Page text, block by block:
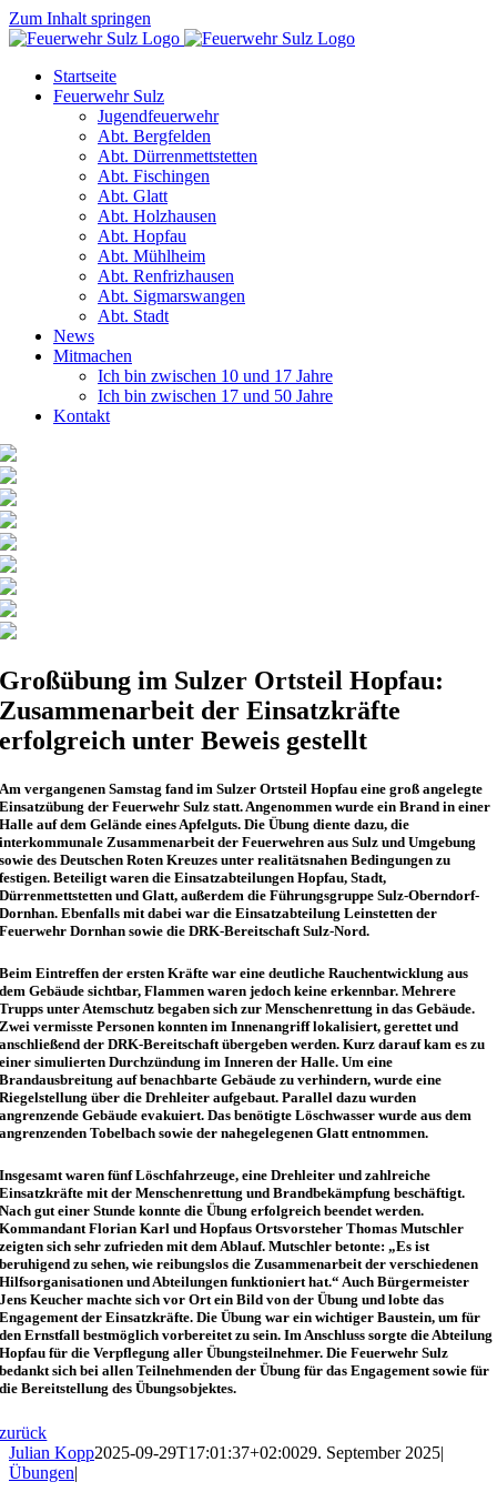
Zum Inhalt springen
Startseite
Feuerwehr Sulz
Jugendfeuerwehr
Abt. Bergfelden
Abt. Dürrenmettstetten
Abt. Fischingen
Abt. Glatt
Abt. Holzhausen
Abt. Hopfau
Abt. Mühlheim
Abt. Renfrizhausen
Abt. Sigmarswangen
Abt. Stadt
News
Mitmachen
Ich bin zwischen 10 und 17 Jahre
Ich bin zwischen 17 und 50 Jahre
Kontakt
Großübung im Sulzer Ortsteil Hopfau:
Zusammenarbeit der Einsatzkräfte
erfolgreich unter Beweis gestellt
Am vergangenen Samstag fand im Sulzer Ortsteil Hopfau eine groß angelegte
Einsatzübung der Feuerwehr Sulz statt. Angenommen wurde ein Brand in einer
Halle auf dem Gelände eines Apfelguts. Die Übung diente dazu, die
interkommunale Zusammenarbeit der Feuerwehren aus Sulz und Umgebung
sowie des Deutschen Roten Kreuzes unter realitätsnahen Bedingungen zu
festigen. Beteiligt waren die Einsatzabteilungen Hopfau, Stadt,
Dürrenmettstetten und Glatt, außerdem die Führungsgruppe Sulz-Oberndorf-
Dornhan. Ebenfalls mit dabei war die Einsatzabteilung Leinstetten der
Feuerwehr Dornhan sowie die DRK-Bereitschaft Sulz-Nord.
Beim Eintreffen der ersten Kräfte war eine deutliche Rauchentwicklung aus
dem Gebäude sichtbar, Flammen waren jedoch keine erkennbar. Mehrere
Trupps unter Atemschutz begaben sich zur Menschenrettung in das Gebäude.
Zwei vermisste Personen konnten im Innenangriff lokalisiert, gerettet und
anschließend der DRK-Bereitschaft übergeben werden. Kurz darauf kam es zu
einer simulierten Durchzündung im Inneren der Halle. Um eine
Brandausbreitung auf benachbarte Gebäude zu verhindern, wurde eine
Riegelstellung über die Drehleiter aufgebaut. Parallel dazu wurden
angrenzende Gebäude evakuiert. Das benötigte Löschwasser wurde aus dem
angrenzenden Tobelbach sowie der nahegelegenen Glatt entnommen.
Insgesamt waren fünf Löschfahrzeuge, eine Drehleiter und zahlreiche
Einsatzkräfte mit der Menschenrettung und Brandbekämpfung beschäftigt.
Nach gut einer Stunde konnte die Übung erfolgreich beendet werden.
Kommandant Florian Karl und Hopfaus Ortsvorsteher Thomas Mutschler
zeigten sich sehr zufrieden mit dem Ablauf. Mutschler betonte: „Es ist
beruhigend zu sehen, wie reibungslos die Zusammenarbeit der verschiedenen
Hilfsorganisationen und Abteilungen funktioniert hat.“ Auch Bürgermeister
Jens Keucher machte sich vor Ort ein Bild von der Übung und lobte das
Engagement der Einsatzkräfte. Die Übung war ein wichtiger Baustein, um für
den Ernstfall bestmöglich vorbereitet zu sein. Im Anschluss sorgte die Abteilung
Hopfau für die Verpflegung aller Übungsteilnehmer. Die Feuerwehr Sulz
bedankt sich bei allen Teilnehmenden der Übung für das Engagement sowie für
die Bereitstellung des Übungsobjektes.
zurück
Julian Kopp2025-09-29T17:01:37+02:0029. September 2025|
Übungen|